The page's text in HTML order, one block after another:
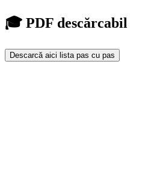
🎓 PDF descărcabil
Descarcă aici lista pas cu pas